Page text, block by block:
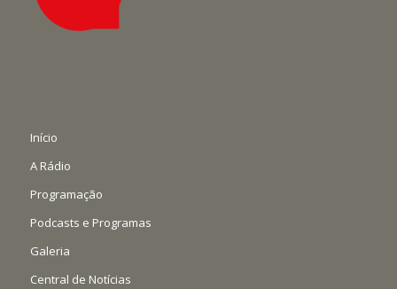
Início
A Rádio
Programação
Podcasts e Programas
Galeria
Central de Notícias